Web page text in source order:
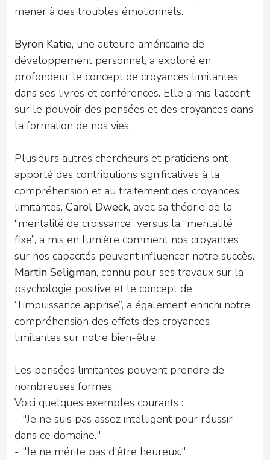
mener à des troubles émotionnels.
Byron Katie, une auteure américaine de
développement personnel, a exploré en
profondeur le concept de croyances limitantes
dans ses livres et conférences. Elle a mis l’accent
sur le pouvoir des pensées et des croyances dans
la formation de nos vies.
Plusieurs autres chercheurs et praticiens ont
apporté des contributions significatives à la
compréhension et au traitement des croyances
limitantes. Carol Dweck, avec sa théorie de la
“mentalité de croissance” versus la “mentalité
fixe”, a mis en lumière comment nos croyances
sur nos capacités peuvent influencer notre succès.
Martin Seligman, connu pour ses travaux sur la
psychologie positive et le concept de
“l’impuissance apprise”, a également enrichi notre
compréhension des effets des croyances
limitantes sur notre bien-être.
Les pensées limitantes peuvent prendre de
nombreuses formes.
Voici quelques exemples courants :
- "Je ne suis pas assez intelligent pour réussir
dans ce domaine."
- "Je ne mérite pas d'être heureux."